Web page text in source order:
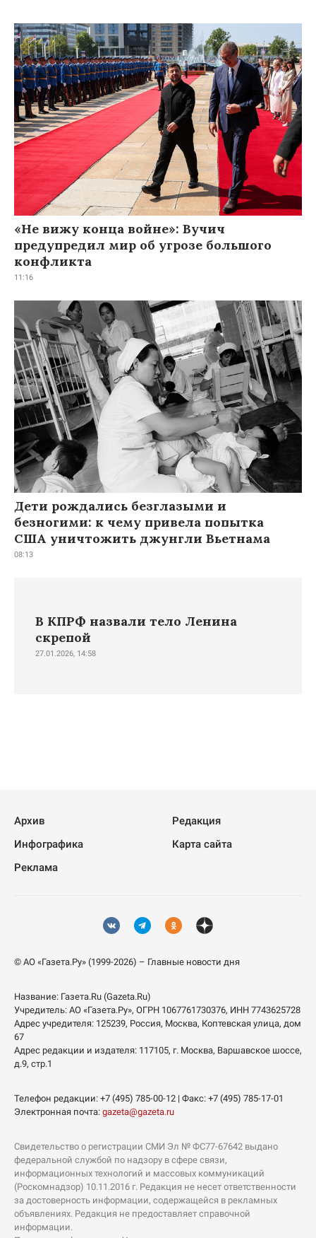
«Не вижу конца войне»: Вучич
предупредил мир об угрозе большого
конфликта
11:16
Дети рождались безглазыми и
безногими: к чему привела попытка
США уничтожить джунгли Вьетнама
08:13
В КПРФ назвали тело Ленина
скрепой
27.01.2026, 14:58
Архив
Редакция
Инфографика
Карта сайта
Реклама
© АО «Газета.Ру» (1999-2026) – Главные новости дня
Название: Газета.Ru (Gazeta.Ru)
Учредитель: АО «Газета.Ру», ОГРН 1067761730376, ИНН 7743625728
Адрес учредителя: 125239, Россия, Москва, Коптевская улица, дом
67
Адрес редакции и издателя: 117105, г. Москва, Варшавское шоссе,
д.9, стр.1
Телефон редакции: +7 (495) 785-00-12 | Факс: +7 (495) 785-17-01
Электронная почта: gazeta@gazeta.ru
Свидетельство о регистрации СМИ Эл № ФС77-67642 выдано
федеральной службой по надзору в сфере связи,
информационных технологий и массовых коммуникаций
(Роскомнадзор) 10.11.2016 г. Редакция не несет ответственности
за достоверность информации, содержащейся в рекламных
объявлениях. Редакция не предоставляет справочной
информации.